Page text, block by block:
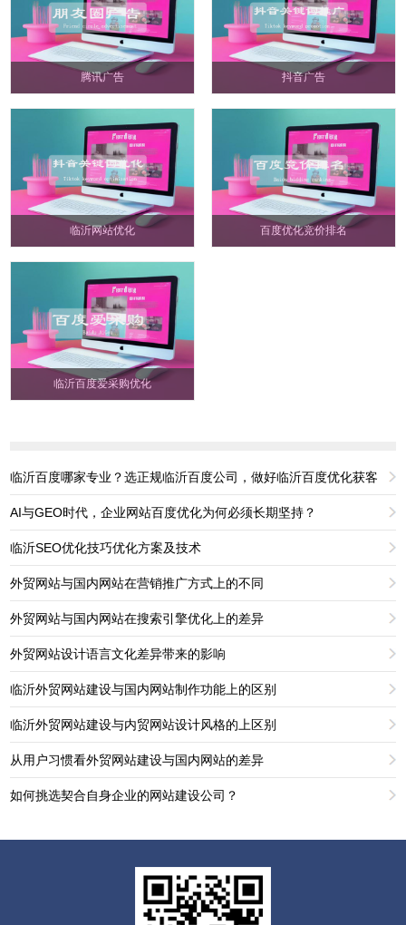
腾讯广告 抖音广告
临沂网站优化 百度优化竞价排名
临沂百度爱采购​优化
临沂百度哪家专业？选正规临沂百度公司，做好临沂百度优化获客
AI与GEO时代，企业网站百度优化为何必须长期坚持？
临沂SEO优化技巧优化方案及技术
外贸网站与国内网站在营销推广方式上的不同
外贸网站与国内网站在搜索引擎优化上的差异
外贸网站设计语言文化差异带来的影响
临沂外贸网站建设与国内网站制作功能上的区别
临沂外贸网站建设与内贸网站设计风格的上区别
从用户习惯看外贸网站建设与国内网站的差异
如何挑选契合自身企业的网站建设公司？